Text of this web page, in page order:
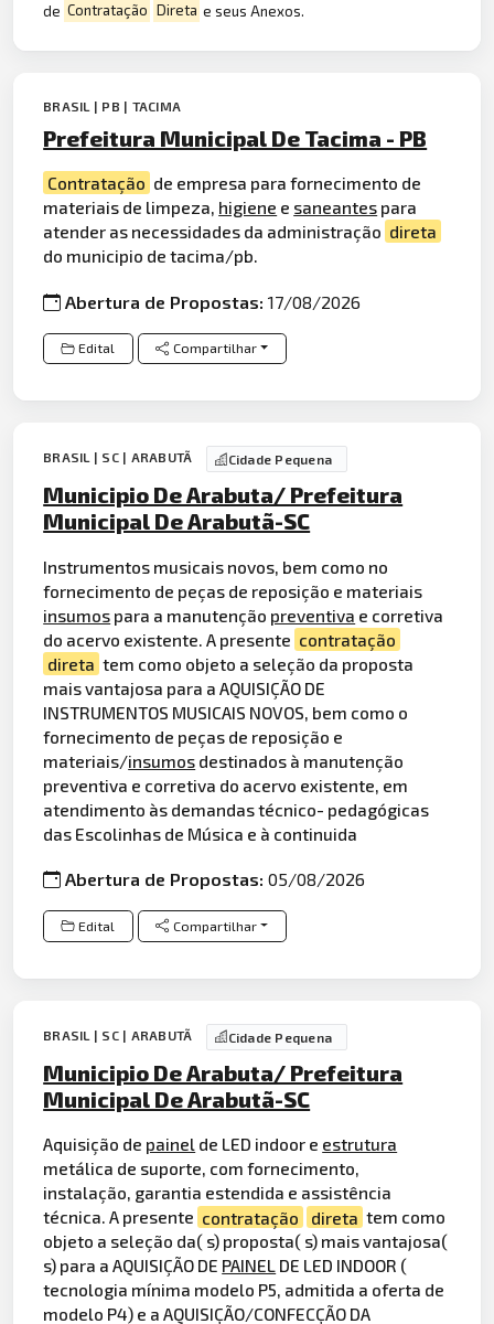
de Contratação Direta e seus Anexos.
BRASIL | PB | TACIMA
Prefeitura Municipal De Tacima - PB
Contratação de empresa para fornecimento de
materiais de limpeza, higiene e saneantes para
atender as necessidades da administração direta
do municipio de tacima/pb.
Abertura de Propostas:17/08/2026
Edital Compartilhar
BRASIL | SC | ARABUTÃ Cidade Pequena
Municipio De Arabuta/ Prefeitura
Municipal De Arabutã-SC
Instrumentos musicais novos, bem como no
fornecimento de peças de reposição e materiais
insumos para a manutenção preventiva e corretiva
do acervo existente. A presente contratação
direta tem como objeto a seleção da proposta
mais vantajosa para a AQUISIÇÃO DE
INSTRUMENTOS MUSICAIS NOVOS, bem como o
fornecimento de peças de reposição e
materiais/insumos destinados à manutenção
preventiva e corretiva do acervo existente, em
atendimento às demandas técnico- pedagógicas
das Escolinhas de Música e à continuida
Abertura de Propostas:05/08/2026
Edital Compartilhar
BRASIL | SC | ARABUTÃ Cidade Pequena
Municipio De Arabuta/ Prefeitura
Municipal De Arabutã-SC
Aquisição de painel de LED indoor e estrutura
metálica de suporte, com fornecimento,
instalação, garantia estendida e assistência
técnica. A presente contratação direta tem como
objeto a seleção da( s) proposta( s) mais vantajosa(
s) para a AQUISIÇÃO DE PAINEL DE LED INDOOR (
tecnologia mínima modelo P5, admitida a oferta de
modelo P4) e a AQUISIÇÃO/CONFECÇÃO DA